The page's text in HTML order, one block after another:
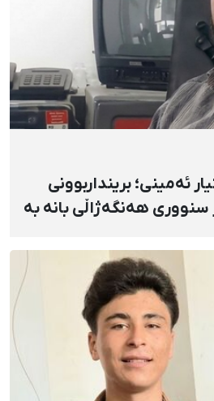
ئەمینی؛ برینداربوونی
هەنگەژاڵی بانه بە